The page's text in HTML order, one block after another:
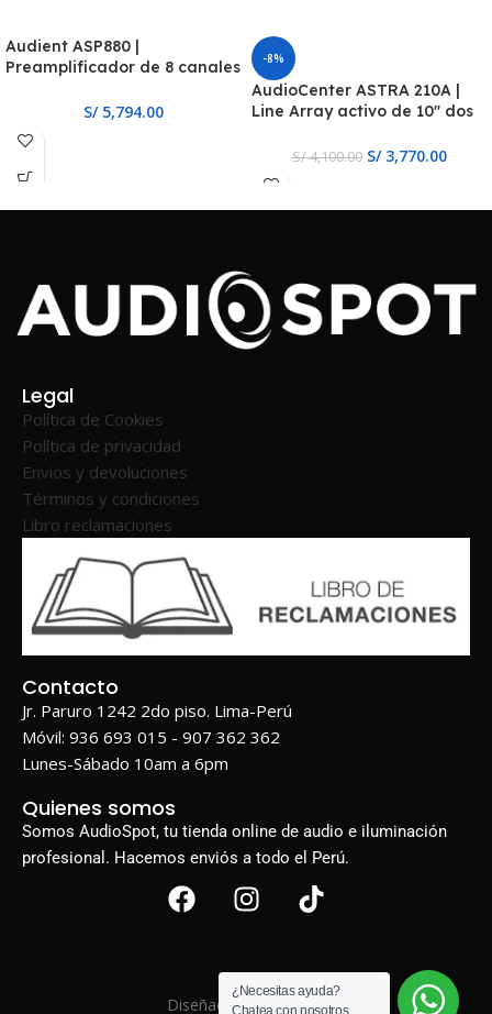
Audient ASP880 |
Preamplificador de 8 canales
S/5,794.00
-8%
AudioCenter ASTRA 210A |
Line Array activo de 10″ dos
S/4,100.00 S/3,770.00
Legal
Política de Cookies
Política de privacidad
Envios y devoluciones
Términos y condiciones
Libro reclamaciones
Contacto
Jr. Paruro 1242 2do piso. Lima-Perú
Móvil: 936 693 015 - 907 362 362
Lunes-Sábado 10am a 6pm
Quienes somos
Somos AudioSpot, tu tienda online de audio e iluminación
profesional. Hacemos enviós a todo el Perú.
Diseñado porBIGWEB
¿Necesitas ayuda?
Chatea con nosotros